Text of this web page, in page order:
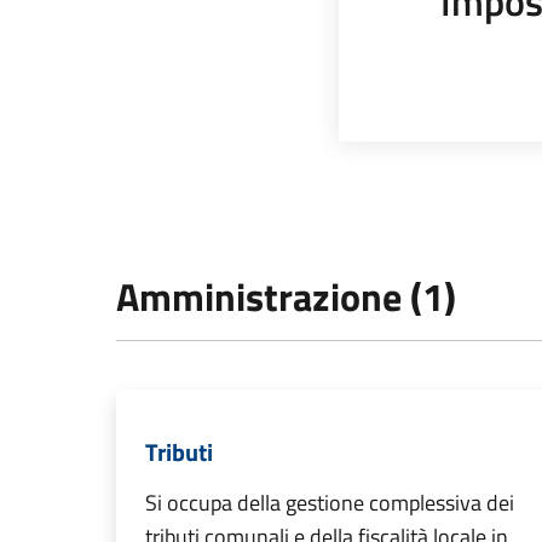
Amministrazione (1)
Tributi
Si occupa della gestione complessiva dei